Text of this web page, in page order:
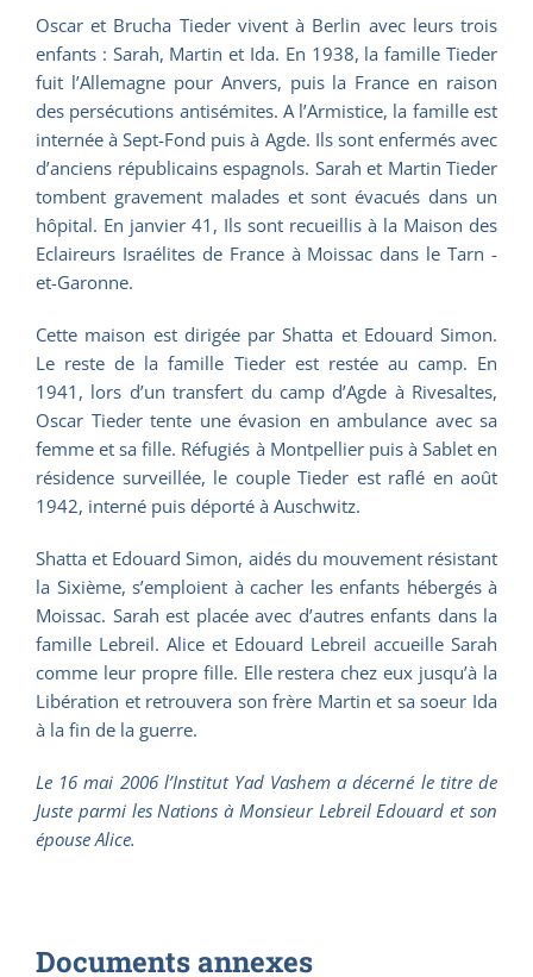
Oscar et Brucha Tieder vivent à Berlin avec leurs trois
enfants : Sarah, Martin et Ida. En 1938, la famille Tieder
fuit l’Allemagne pour Anvers, puis la France en raison
des persécutions antisémites. A l’Armistice, la famille est
internée à Sept-Fond puis à Agde. Ils sont enfermés avec
d’anciens républicains espagnols. Sarah et Martin Tieder
tombent gravement malades et sont évacués dans un
hôpital. En janvier 41, Ils sont recueillis à la Maison des
Eclaireurs Israélites de France à Moissac dans le Tarn -
et-Garonne.
Cette maison est dirigée par Shatta et Edouard Simon.
Le reste de la famille Tieder est restée au camp. En
1941, lors d’un transfert du camp d’Agde à Rivesaltes,
Oscar Tieder tente une évasion en ambulance avec sa
femme et sa fille. Réfugiés à Montpellier puis à Sablet en
résidence surveillée, le couple Tieder est raflé en août
1942, interné puis déporté à Auschwitz.
Shatta et Edouard Simon, aidés du mouvement résistant
la Sixième, s’emploient à cacher les enfants hébergés à
Moissac. Sarah est placée avec d’autres enfants dans la
famille Lebreil. Alice et Edouard Lebreil accueille Sarah
comme leur propre fille. Elle restera chez eux jusqu’à la
Libération et retrouvera son frère Martin et sa soeur Ida
à la fin de la guerre.
Le 16 mai 2006 l’Institut Yad Vashem a décerné le titre de
Juste parmi les Nations à Monsieur Lebreil Edouard et son
épouse Alice.
Documents annexes